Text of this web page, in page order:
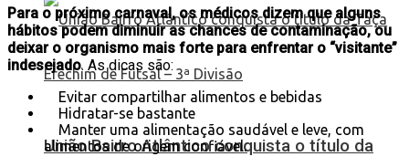
União Bairro Atlântico conquista o título da
Para o próximo carnaval, os médicos dizem que alguns
hábitos podem diminuir as chances de contaminação, ou
deixar o organismo mais forte para enfrentar o “visitante”
indesejado. As dicas são:
Evitar compartilhar alimentos e bebidas
Hidratar-se bastante
Manter uma alimentação saudável e leve, com
alimentos de origem confiável.